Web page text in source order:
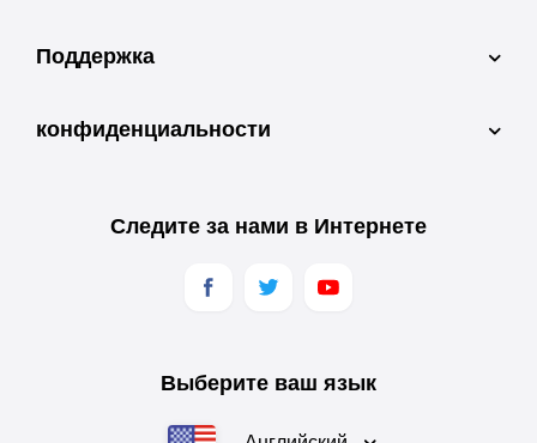
Поддержка
конфиденциальности
Следите за нами в Интернете
Выберите ваш язык